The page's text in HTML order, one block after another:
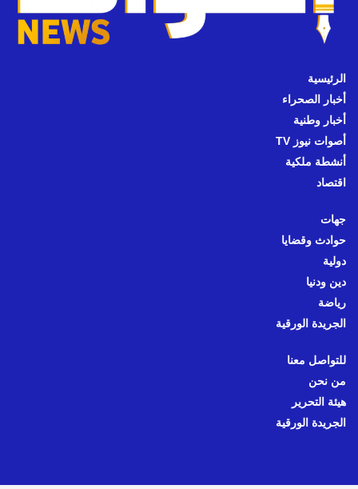
الرئيسية
أخبار الصحراء
أخبار وطنية
أصوات نيوز TV
أنشطة ملكية
اقتصاد
جهات
حوادث وقضايا
دولية
دين ودنيا
رياضة
الجريدة الورقية
للتواصل معنا
من نحن
هيئة التحرير
الجريدة الورقية